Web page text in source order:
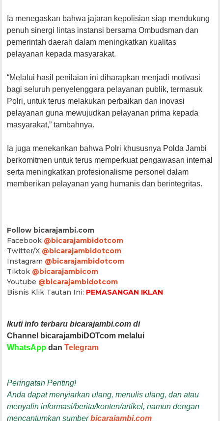
Ia menegaskan bahwa jajaran kepolisian siap mendukung
penuh sinergi lintas instansi bersama Ombudsman dan
pemerintah daerah dalam meningkatkan kualitas
pelayanan kepada masyarakat.
“Melalui hasil penilaian ini diharapkan menjadi motivasi
bagi seluruh penyelenggara pelayanan publik, termasuk
Polri, untuk terus melakukan perbaikan dan inovasi
pelayanan guna mewujudkan pelayanan prima kepada
masyarakat,” tambahnya.
Ia juga menekankan bahwa Polri khususnya Polda Jambi
berkomitmen untuk terus memperkuat pengawasan internal
serta meningkatkan profesionalisme personel dalam
memberikan pelayanan yang humanis dan berintegritas.
Follow bicarajambi.com
Facebook @bicarajambidotcom
Twitter/X @bicarajambidotcom
Instagram @bicarajambidotcom
Tiktok @bicarajambicom
Youtube @bicarajambidotcom
Bisnis Klik Tautan Ini: PEMASANGAN IKLAN
Ikuti info terbaru bicarajambi.com di
Channel bicarajambiDOTcom melalui
WhatsApp danTelegram
Peringatan Penting!
Anda dapat menyiarkan ulang, menulis ulang, dan atau
menyalin informasi/berita/konten/artikel, namun dengan
mencantumkan sumberbicarajambi.com